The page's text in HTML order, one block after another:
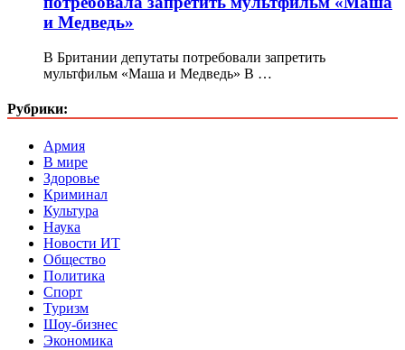
и Медведь»
В Британии депутаты потребовали запретить
мультфильм «Маша и Медведь» В …
Рубрики:
Армия
В мире
Здоровье
Криминал
Культура
Наука
Новости ИТ
Общество
Политика
Спорт
Туризм
Шоу-бизнес
Экономика